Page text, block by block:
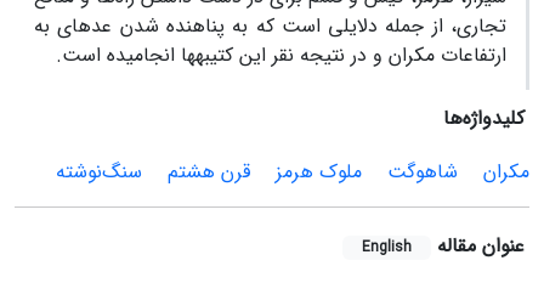
تجاری، از جمله دلایلی است که به پناهنده شدن عده­ای به
ارتفاعات مکران و در نتیجه نقر این کتیبه­ها انجامیده است.
کلیدواژه‌ها
مکران
شاهوگت ملوک هرمز قرن هشتم سنگ‌نوشته
عنوان مقاله English